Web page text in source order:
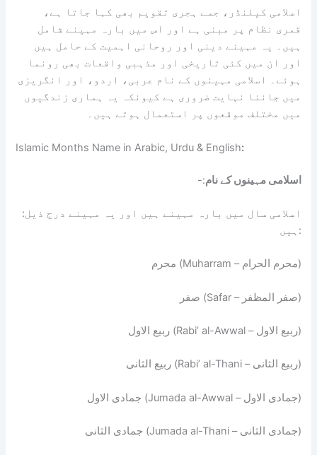
اسلامی کیلنڈر، جسے ہجری تقویم بھی کہا جاتا ہے،
قمری نظام پر مبنی ہے اور اس میں بارہ مہینے شامل
ہیں۔ یہ مہینے دینی اور روحانی اہمیت کے حامل ہیں
اور ان میں کئی تاریخی اور مذہبی واقعات بھی رونما
ہوئے۔ اسلامی مہینوں کے نام عربی، اردو، اور انگریزی
میں جاننا نہایت ضروری ہے کیونکہ یہ ہماری زندگیوں
میں مختلف موقعوں پر استعمال ہوتے ہیں۔
Islamic Months Name in Arabic, Urdu & English:
-:اسلامی مہینوں کے نام
:اسلامی سال میں بارہ مہینے ہیں اور یہ مہینے درج ذیل
ہیں:
محرم (Muharram – محرم الحرام)
صفر (Safar – صفر المظفر)
ربیع الاول (Rabi’ al-Awwal – ربیع الاول)
ربیع الثانی (Rabi’ al-Thani – ربیع الثانی)
جمادی الاول (Jumada al-Awwal – جمادی الاول)
جمادی الثانی (Jumada al-Thani – جمادی الثانی)